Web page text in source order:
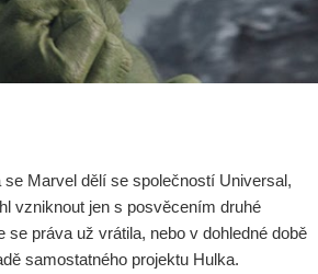
Marvel dělí se společností Universal,
vzniknout jen s posvěcením druhé
práva už vrátila, nebo v dohledné době
samostatného projektu Hulka.